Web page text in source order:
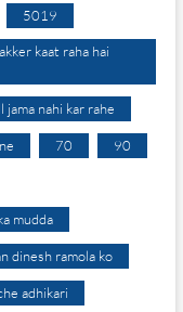
5019
kaat raha hai
nahi kar rahe
70 90
mudda
dinesh ramola ko
adhikari